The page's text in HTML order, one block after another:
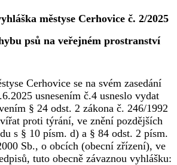
městyse Cerhovice č. 2/2025
psů na veřejném prostranství
Cerhovice se na svém zasedání
usnesením č.4 usneslo vydat
§ 24 odst. 2 zákona č. 246/1992
proti týrání, ve znění pozdějších
s § 10 písm. d) a § 84 odst. 2 písm.
Sb., o obcích (obecní zřízení), ve
tuto obecně závaznou vyhlášku: